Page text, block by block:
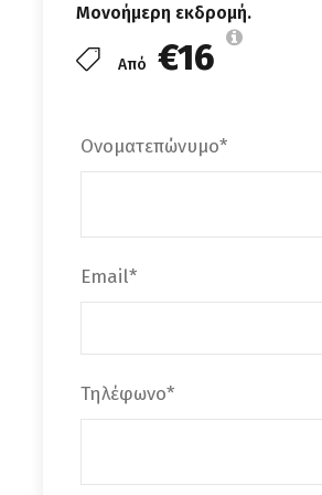
Μονοήμερη εκδρομή.
Από €16
Ονοματεπώνυμο*
Email*
Τηλέφωνο*
είναι το
νομού , είναι παράλιος
Απέναντι από το λιμάνι και λίγες
εμπορικών πλοίων. Σε μικρή
ελεύθερο χρόνο